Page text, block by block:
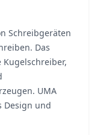
Schreibgeräten
Das
UMA
Design und